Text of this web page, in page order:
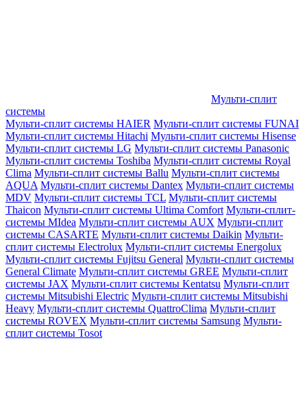
Мульти-сплит
системы
Мульти-сплит системы HAIER Мульти-сплит системы FUNAI
Мульти-сплит системы Hitachi Мульти-сплит системы Hisense
Мульти-сплит системы LG Мульти-сплит системы Panasonic
Мульти-сплит системы Toshiba Мульти-сплит системы Royal
Clima Мульти-сплит системы Ballu Мульти-сплит системы
AQUA Мульти-сплит системы Dantex Мульти-сплит системы
MDV Мульти-сплит системы TCL Мульти-сплит системы
Thaicon Мульти-сплит системы Ultima Comfort Мульти-сплит-
системы MIdea Мульти-сплит системы AUX Мульти-сплит
системы CASARTE Мульти-сплит системы Daikin Мульти-
сплит системы Electrolux Мульти-сплит системы Energolux
Мульти-сплит системы Fujitsu General Мульти-сплит системы
General Climate Мульти-сплит системы GREE Мульти-сплит
системы JAX Мульти-сплит системы Kentatsu Мульти-сплит
системы Mitsubishi Electric Мульти-сплит системы Mitsubishi
Heavy Мульти-сплит системы QuattroClima Мульти-сплит
системы ROVEX Мульти-сплит системы Samsung Мульти-
сплит системы Tosot